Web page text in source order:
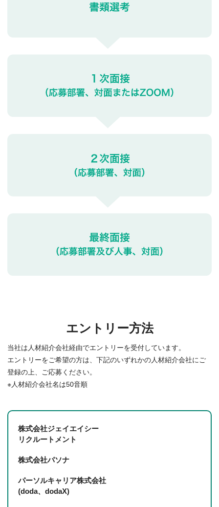
エントリー方法
当社は人材紹介会社経由でエントリーを受付しています。
エントリーをご希望の方は、下記のいずれかの人材紹介会社にご
登録の上、ご応募ください。
※人材紹介会社名は50音順
株式会社ジェイエイシー
リクルートメント
株式会社パソナ
パーソルキャリア株式会社
(doda、dodaX)